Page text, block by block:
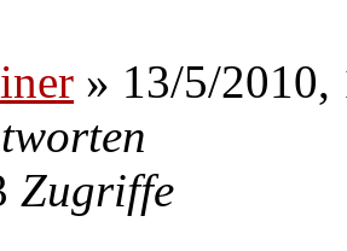
» 13/5/2010,
Zugriffe